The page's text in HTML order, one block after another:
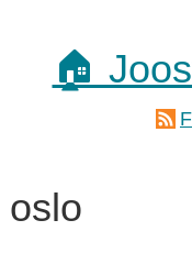
🏠
oslo